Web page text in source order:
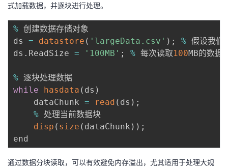
式加载数据，并逐块进行处理。
% 创建数据存储对象
ds = datastore ( 'largeData.csv' ) ; % 假设我们
ds . ReadSize = '100MB' ; % 每次读取100MB的数据
%
while
hasdata ( ds )
    dataChunk
= read ( ds ) ;
% 处理当前数据块
disp ( size ( dataChunk ) ) ;
通过数据分块读取，可以有效避免内存溢出，尤其适用于处理大规